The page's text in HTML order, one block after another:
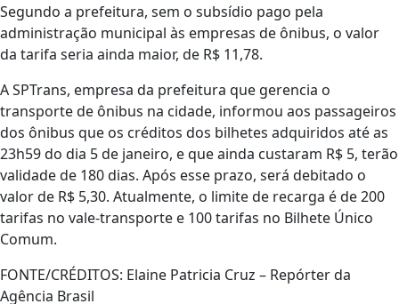
Segundo a prefeitura, sem o subsídio pago pela
administração municipal às empresas de ônibus, o valor
da tarifa seria ainda maior, de R$ 11,78.
A SPTrans, empresa da prefeitura que gerencia o
transporte de ônibus na cidade, informou aos passageiros
dos ônibus que os créditos dos bilhetes adquiridos até as
23h59 do dia 5 de janeiro, e que ainda custaram R$ 5, terão
validade de 180 dias. Após esse prazo, será debitado o
valor de R$ 5,30. Atualmente, o limite de recarga é de 200
tarifas no vale-transporte e 100 tarifas no Bilhete Único
Comum.
FONTE/CRÉDITOS: Elaine Patricia Cruz – Repórter da
Agência Brasil